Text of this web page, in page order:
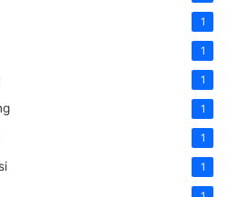
1
1
1
1
1
1